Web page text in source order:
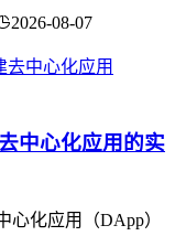
2026-08-07
中心化应用的实
心化应用（DApp）